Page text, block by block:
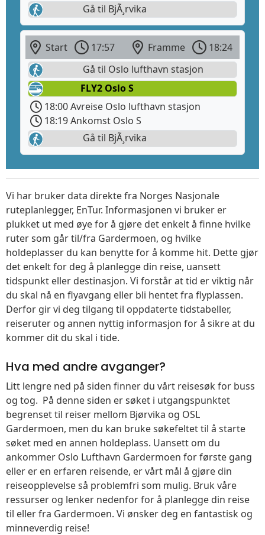
Gå til BjÃ¸rvika
Start 17:57 Framme
18:24
Gå til Oslo lufthavn stasjon
FLY2 Oslo S
18:00 Avreise Oslo lufthavn stasjon
18:19 Ankomst Oslo S
Gå til BjÃ¸rvika
Vi har bruker data direkte fra Norges Nasjonale
ruteplanlegger, EnTur. Informasjonen vi bruker er
plukket ut med øye for å gjøre det enkelt å finne hvilke
ruter som går til/fra Gardermoen, og hvilke
holdeplasser du kan benytte for å komme hit. Dette gjør
det enkelt for deg å planlegge din reise, uansett
tidspunkt eller destinasjon. Vi forstår at tid er viktig når
du skal nå en flyavgang eller bli hentet fra flyplassen.
Derfor gir vi deg tilgang til oppdaterte tidstabeller,
reiseruter og annen nyttig informasjon for å sikre at du
kommer dit du skal i tide.
Hva med andre avganger?
Litt lengre ned på siden finner du vårt reisesøk for buss
og tog. På denne siden er søket i utgangspunktet
begrenset til reiser mellom Bjørvika og OSL
Gardermoen, men du kan bruke søkefeltet til å starte
søket med en annen holdeplass. Uansett om du
ankommer Oslo Lufthavn Gardermoen for første gang
eller er en erfaren reisende, er vårt mål å gjøre din
reiseopplevelse så problemfri som mulig. Bruk våre
ressurser og lenker nedenfor for å planlegge din reise
til eller fra Gardermoen. Vi ønsker deg en fantastisk og
minneverdig reise!